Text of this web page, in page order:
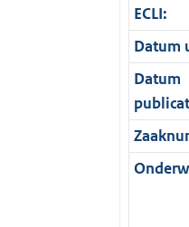
ECLI:
Datum
Datum